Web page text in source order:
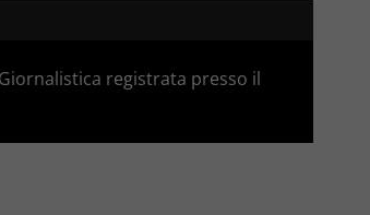
registrata presso il